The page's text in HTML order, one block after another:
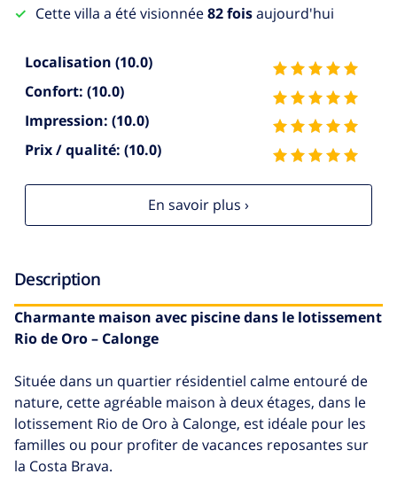
Cette villa a été visionnée82 foisaujourd'hui
Localisation (10.0)
Confort: (10.0)
Impression: (10.0)
Prix / qualité: (10.0)
En savoir plus ›
Description
Charmante maison avec piscine dans le lotissement
Rio de Oro – Calonge
Située dans un quartier résidentiel calme entouré de
nature, cette agréable maison à deux étages, dans le
lotissement Rio de Oro à Calonge, est idéale pour les
familles ou pour profiter de vacances reposantes sur
la Costa Brava.